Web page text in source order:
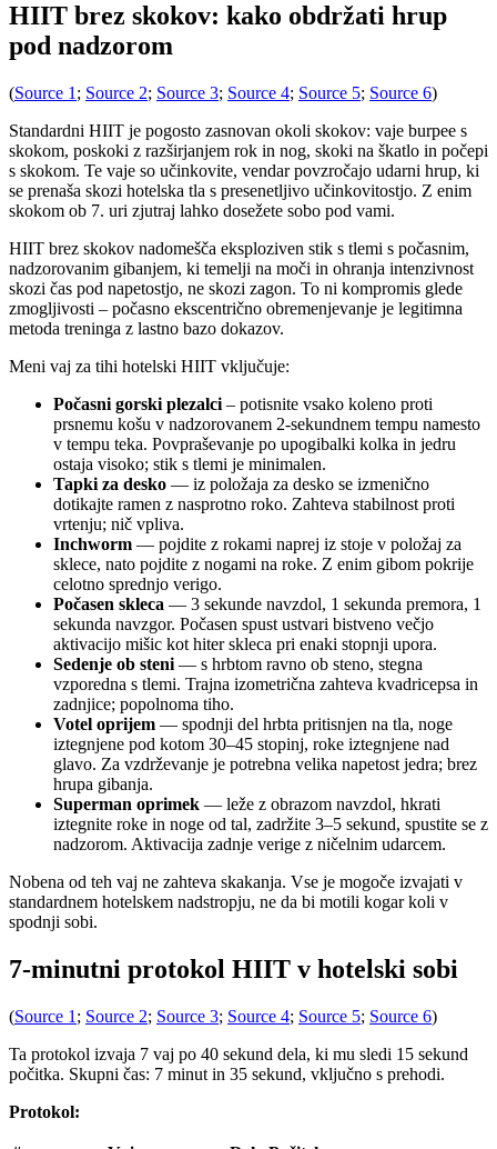
HIIT brez skokov: kako obdržati hrup
pod nadzorom
(Source 1 ; Source 2; Source 3; Source 4; Source 5; Source 6)
Standardni HIIT je pogosto zasnovan okoli skokov: vaje burpee s
skokom, poskoki z razširjanjem rok in nog, skoki na škatlo in počepi
s skokom. Te vaje so učinkovite, vendar povzročajo udarni hrup, ki
se prenaša skozi hotelska tla s presenetljivo učinkovitostjo. Z enim
skokom ob 7. uri zjutraj lahko dosežete sobo pod vami.
HIIT brez skokov nadomešča eksploziven stik s tlemi s počasnim,
nadzorovanim gibanjem, ki temelji na moči in ohranja intenzivnost
skozi čas pod napetostjo, ne skozi zagon. To ni kompromis glede
zmogljivosti – počasno ekscentrično obremenjevanje je legitimna
metoda treninga z lastno bazo dokazov.
Meni vaj za tihi hotelski HIIT vključuje:
Počasni gorski plezalci – potisnite vsako koleno proti
prsnemu košu v nadzorovanem 2-sekundnem tempu namesto
v tempu teka. Povpraševanje po upogibalki kolka in jedru
ostaja visoko; stik s tlemi je minimalen.
Tapki za desko — iz položaja za desko se izmenično
dotikajte ramen z nasprotno roko. Zahteva stabilnost proti
vrtenju; nič vpliva.
Inchworm — pojdite z rokami naprej iz stoje v položaj za
sklece, nato pojdite z nogami na roke. Z enim gibom pokrije
celotno sprednjo verigo.
Počasen skleca — 3 sekunde navzdol, 1 sekunda premora, 1
sekunda navzgor. Počasen spust ustvari bistveno večjo
aktivacijo mišic kot hiter skleca pri enaki stopnji upora.
Sedenje ob steni — s hrbtom ravno ob steno, stegna
vzporedna s tlemi. Trajna izometrična zahteva kvadricepsa in
zadnjice; popolnoma tiho.
Votel oprijem — spodnji del hrbta pritisnjen na tla, noge
iztegnjene pod kotom 30–45 stopinj, roke iztegnjene nad
glavo. Za vzdrževanje je potrebna velika napetost jedra; brez
hrupa gibanja.
Superman oprimek — leže z obrazom navzdol, hkrati
iztegnite roke in noge od tal, zadržite 3–5 sekund, spustite se z
nadzorom. Aktivacija zadnje verige z ničelnim udarcem.
Nobena od teh vaj ne zahteva skakanja. Vse je mogoče izvajati v
standardnem hotelskem nadstropju, ne da bi motili kogar koli v
spodnji sobi.
7-minutni protokol HIIT v hotelski sobi
(Source 1 ; Source 2; Source 3; Source 4; Source 5; Source 6)
Ta protokol izvaja 7 vaj po 40 sekund dela, ki mu sledi 15 sekund
počitka. Skupni čas: 7 minut in 35 sekund, vključno s prehodi.
Protokol: